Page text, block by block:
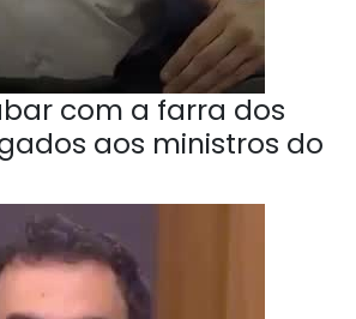
com a farra dos
aos ministros do